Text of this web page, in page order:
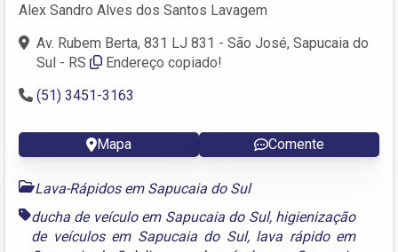
Alex Sandro Alves dos Santos Lavagem
Av. Rubem Berta, 831 LJ 831 - São José, Sapucaia do
Sul - RS
Endereço copiado!
(51) 3451-3163
Mapa Comente
Lava-Rápidos em Sapucaia do Sul
ducha de veículo em Sapucaia do Sul, higienização
de veículos em Sapucaia do Sul, lava rápido em